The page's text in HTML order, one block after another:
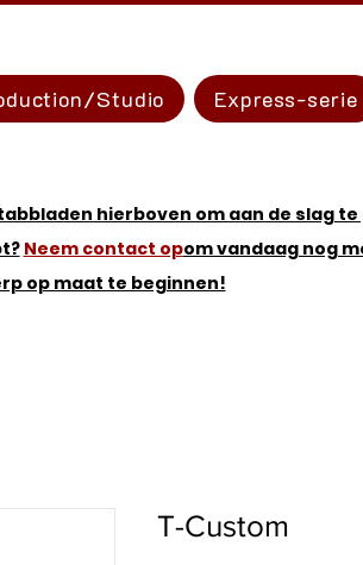
Studio Express-serie
hierboven om aan de slag te
Neem contact opom vandaag nog
op maat te beginnen!
T-Custom